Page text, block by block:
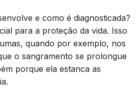
e como é diagnosticada?
para a proteção da vida. Isso
quando por exemplo, nos
o sangramento se prolongue
porque ela estanca as